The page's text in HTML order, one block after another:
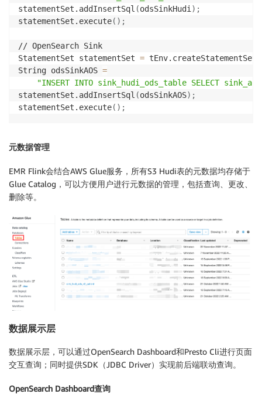
statementSet.addInsertSql (odsSinkHudi ) ;
statementSet.execute( ) ;
// OpenSearch Sink
StatementSet statementSet = tEnv.createStatementSet
String odsSinkAOS =
"INSERT INTO sink_hudi_ods_table SELECT
statementSet.addInsertSql (odsSinkAOS) ;
statementSet.execute( ) ;
元数据管理
EMR Flink会结合AWS Glue服务，所有S3 Hudi表的元数据均存储于
Glue Catalog，可以方便用户进行元数据的管理，包括查询、更改、
删除等。
数据展示层
数据展示层，可以通过OpenSearch Dashboard和Presto Cli进行页面
交互查询；同时提供SDK（JDBC Driver）实现前后端联动查询。
OpenSearch Dashboard查询